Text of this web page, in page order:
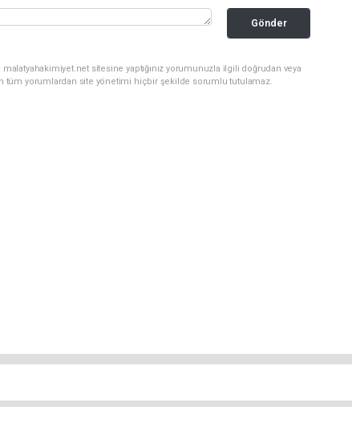
Gönder
sitesine yaptığınız yorumunuzla ilgili doğrudan veya
tüm yorumlardan site yönetimi hiçbir şekilde sorumlu tutulamaz.